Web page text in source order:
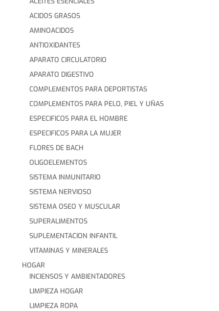
ACIDOS GRASOS
AMINOACIDOS
ANTIOXIDANTES
APARATO CIRCULATORIO
APARATO DIGESTIVO
COMPLEMENTOS PARA DEPORTISTAS
COMPLEMENTOS PARA PELO, PIEL Y UÑAS
ESPECIFICOS PARA EL HOMBRE
ESPECIFICOS PARA LA MUJER
FLORES DE BACH
OLIGOELEMENTOS
SISTEMA INMUNITARIO
SISTEMA NERVIOSO
SISTEMA OSEO Y MUSCULAR
SUPERALIMENTOS
SUPLEMENTACION INFANTIL
VITAMINAS Y MINERALES
HOGAR
INCIENSOS Y AMBIENTADORES
LIMPIEZA HOGAR
LIMPIEZA ROPA